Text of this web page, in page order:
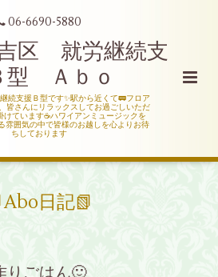
06-6690-5880
区 就労継続支
型 Ａｂｏ
続支援Ｂ型です✨駅から近くて🚃フロア
皆さんにリラックスしてお過ごしいただ
けています☕ハワイアンミュージックを
雰囲気の中で皆様のお越しを心よりお待
ちしております
日記📗
りごはん🙂